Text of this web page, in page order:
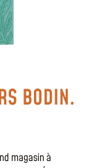
BODIN.
magasin à